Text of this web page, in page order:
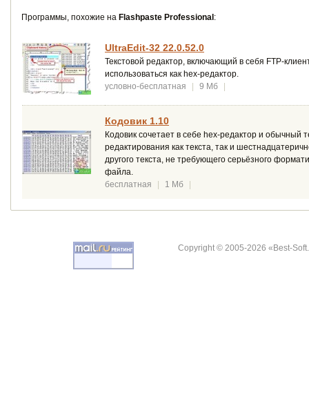
Программы, похожие на Flashpaste Professional:
UltraEdit-32 22.0.52.0
Текстовой редактор, включающий в себя FTP-
использоваться как hex-редактор.
условно-бесплатная
| 9 Мб |
Кодовик 1.10
Кодовик сочетает в себе hex-редактор и обычный
редактирования как текста, так и
другого текста, не требующего серьёзного
файла.
бесплатная
| 1 Мб |
Copyright © 2005-2026 «Best-